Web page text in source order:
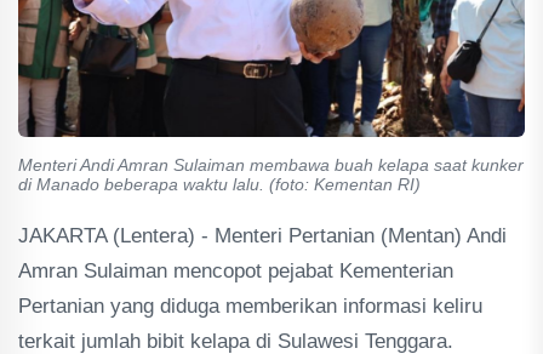
Menteri Andi Amran Sulaiman membawa buah kelapa saat kunker
di Manado beberapa waktu lalu. (foto: Kementan RI)
JAKARTA (Lentera) - Menteri Pertanian (Mentan) Andi
Amran Sulaiman mencopot pejabat Kementerian
Pertanian yang diduga memberikan informasi keliru
terkait jumlah bibit kelapa di Sulawesi Tenggara.